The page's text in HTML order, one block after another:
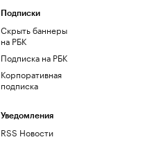
Подписки
Скрыть баннеры
на РБК
Подписка на РБК
Корпоративная
подписка
Уведомления
RSS Новости